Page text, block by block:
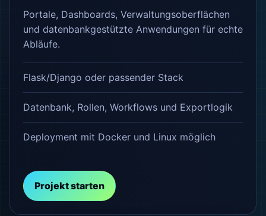
Portale, Dashboards, Verwaltungsoberflächen
und datenbankgestützte Anwendungen für echte
Abläufe.
Flask/Django oder passender Stack
Datenbank, Rollen, Workflows und Exportlogik
Deployment mit Docker und Linux möglich
Projekt starten